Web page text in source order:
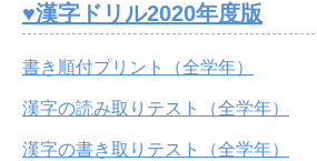
♥漢字ドリル2020年度版
書き順付プリント（全学年）
漢字の読み取りテスト（全学年）
漢字の書き取りテスト（全学年）